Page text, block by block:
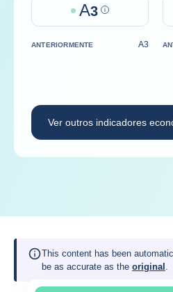
A3 Help
ANTERIORMENTE A3
Ver outros indicadores
This content has been
be as accurate as the original .